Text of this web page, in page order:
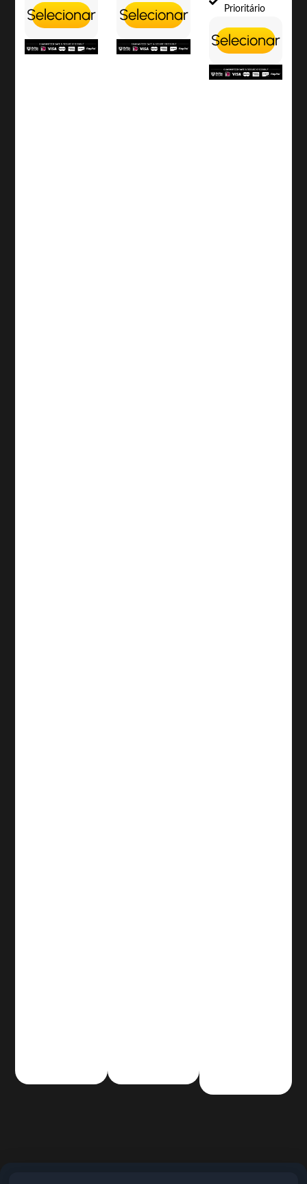
Selecionar Selecionar
Prioritário
Selecionar